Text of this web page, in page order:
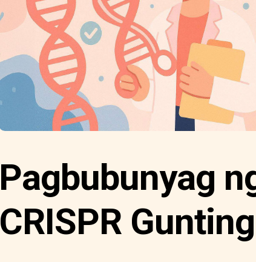
Pagbubunyag
CRISPR Gunting